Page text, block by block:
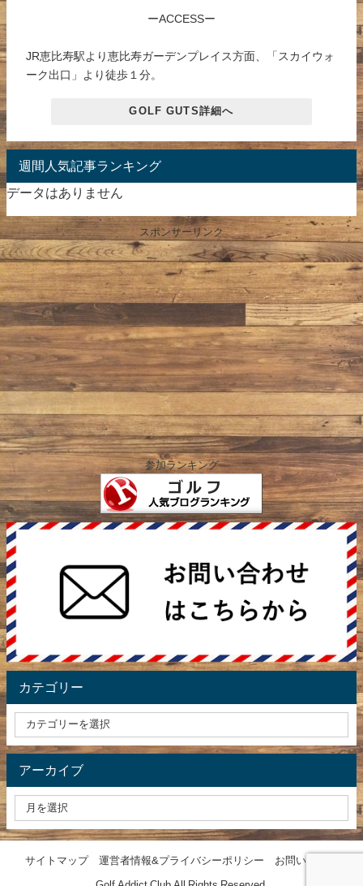
ーACCESSー
JR恵比寿駅より恵比寿ガーデンプレイス方面、「スカイウォ
ーク出口」より徒歩１分。
GOLF GUTS詳細へ
週間人気記事ランキング
データはありません
スポンサーリンク
参加ランキング
カテゴリー
アーカイブ
サイトマップ 運営者情報&プライバシーポリシー お問い合わせ